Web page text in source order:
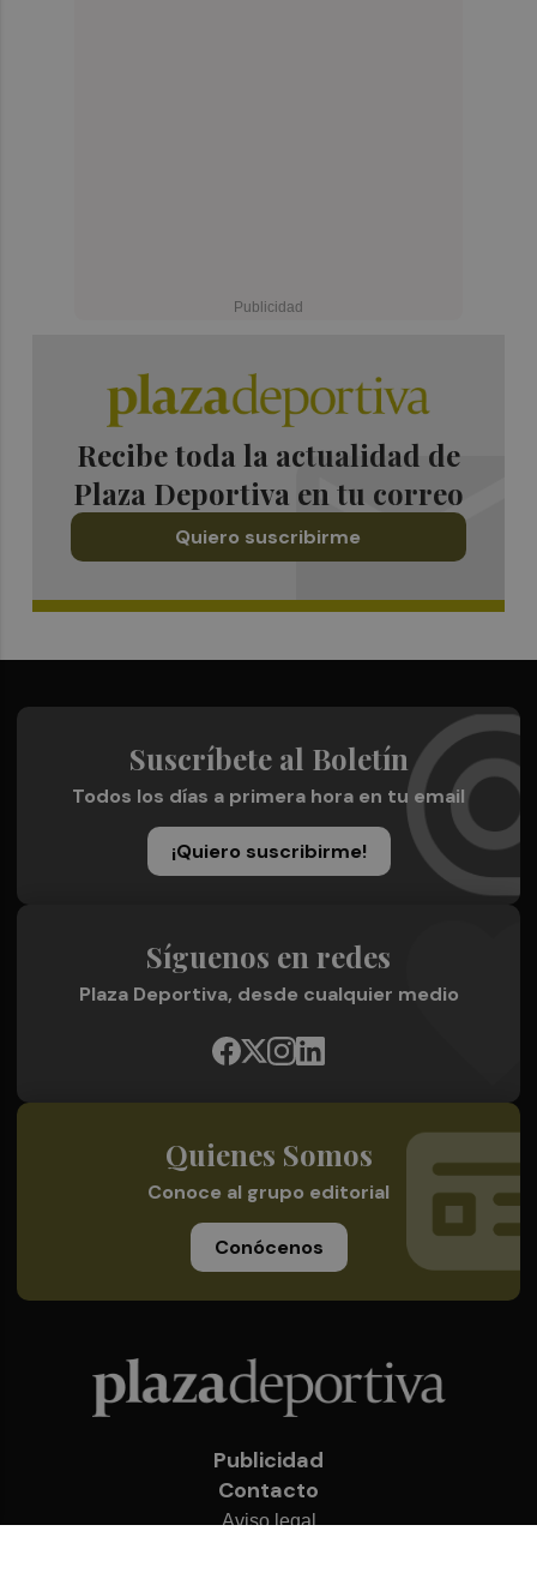
Recibe toda la actualidad de
Plaza Deportiva en tu correo
Quiero suscribirme
Suscríbete al Boletín
Todos los días a primera hora en tu email
¡Quiero suscribirme!
Síguenos en redes
Plaza Deportiva, desde cualquier medio
Quienes Somos
Conoce al grupo editorial
Conócenos
Publicidad
Contacto
Aviso legal